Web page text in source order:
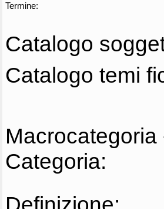
Termine:
Catalogo
Catalogo temi
Macrocategoria
Categoria: